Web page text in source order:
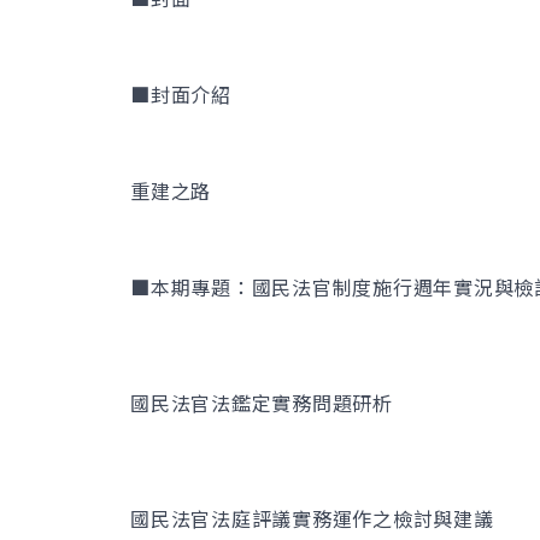
■封面介紹
重建之路
■本期專題：國民法官制度施行週年實況與檢
國民法官法鑑定實務問題研析
國民法官法庭評議實務運作之檢討與建議